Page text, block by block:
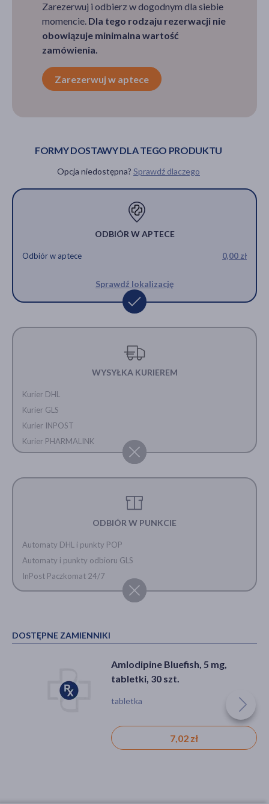
Zarezerwuj i odbierz w dogodnym dla siebie
momencie. Dla tego rodzaju rezerwacji nie
obowiązuje minimalna wartość
zamówienia.
Zarezerwuj w aptece
FORMY DOSTAWY DLA TEGO PRODUKTU
Opcja niedostępna? Sprawdź dlaczego
ODBIÓR W APTECE
Odbiór w aptece 0,00 zł
Sprawdź lokalizację
WYSYŁKA KURIEREM
Kurier DHL
Kurier GLS
Kurier INPOST
Kurier PHARMALINK
ODBIÓR W PUNKCIE
Automaty DHL i punkty POP
Automaty i punkty odbioru GLS
InPost Paczkomat 24/7
DOSTĘPNE ZAMIENNIKI
Amlodipine Bluefish, 5 mg,
tabletki, 30 szt.
tabletka
7,02 zł